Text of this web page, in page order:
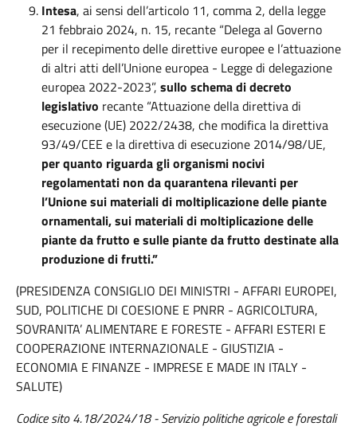
Intesa, ai sensi dell’articolo 11, comma 2, della legge
21 febbraio 2024, n. 15, recante “Delega al Governo
per il recepimento delle direttive europee e l’attuazione
di altri atti dell’Unione europea - Legge di delegazione
europea 2022-2023”, sullo schema di decreto
legislativo recante “Attuazione della direttiva di
esecuzione (UE) 2022/2438, che modifica la direttiva
93/49/CEE e la direttiva di esecuzione 2014/98/UE,
per quanto riguarda gli organismi nocivi
regolamentati non da quarantena rilevanti per
l’Unione sui materiali di moltiplicazione delle piante
ornamentali, sui materiali di moltiplicazione delle
piante da frutto e sulle piante da frutto destinate alla
produzione di frutti.”
(PRESIDENZA CONSIGLIO DEI MINISTRI - AFFARI EUROPEI,
SUD, POLITICHE DI COESIONE E PNRR - AGRICOLTURA,
SOVRANITA’ ALIMENTARE E FORESTE - AFFARI ESTERI E
COOPERAZIONE INTERNAZIONALE - GIUSTIZIA -
ECONOMIA E FINANZE - IMPRESE E MADE IN ITALY -
SALUTE)
Codice sito 4.18/2024/18 - Servizio politiche agricole e forestali